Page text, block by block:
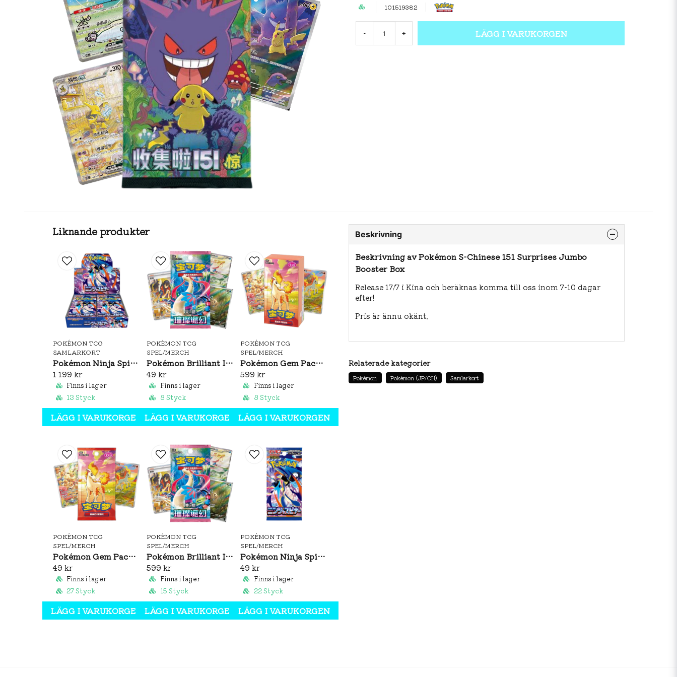
101519382
- + LÄGG I VARUKORGEN
Liknande produkter
POKÉMON TCG
SAMLARKORT
Pokémon Ninja Spinner Booster Box (JP)
1 199 kr
Finns i lager
13 Styck
LÄGG I VARUKORGEN
POKÉMON TCG
SPEL/MERCH
Pokémon Brilliant Illusions CSV8C Booster Pack Slim (S-CH)
49 kr
Finns i lager
8 Styck
LÄGG I VARUKORGEN
POKÉMON TCG
SPEL/MERCH
Pokémon Gem Pack Vol. 4 Booster Box (S-CH)
599 kr
Finns i lager
8 Styck
LÄGG I VARUKORGEN
POKÉMON TCG
SPEL/MERCH
Pokémon Gem Pack Vol. 4 Booster Pack (S-CH)
49 kr
Finns i lager
27 Styck
LÄGG I VARUKORGEN
POKÉMON TCG
SPEL/MERCH
Pokémon Brilliant Illusions CSV8C Booster Box Slim (S-CH)
599 kr
Finns i lager
15 Styck
LÄGG I VARUKORGEN
POKÉMON TCG
SPEL/MERCH
Pokémon Ninja Spinner Booster Pack (JP)
49 kr
Finns i lager
22 Styck
LÄGG I VARUKORGEN
Beskrivning
Beskrivning av Pokémon S-Chinese 151 Surprises Jumbo
Booster Box
Release 17/7 i Kina och beräknas komma till oss inom 7-10 dagar
efter!
Pris är ännu okänt.
Relaterade kategorier
Pokémon Pokémon (JP/CH) Samlarkort